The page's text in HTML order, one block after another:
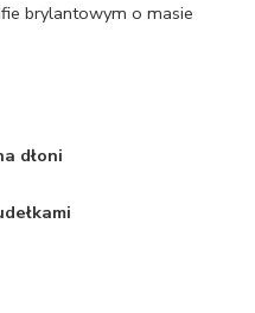
brylantowym o masie
dłoni